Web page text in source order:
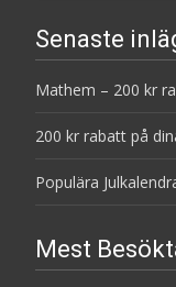
Senaste
Mathem – 200 kr
200 kr rabatt på
Populära
Mest